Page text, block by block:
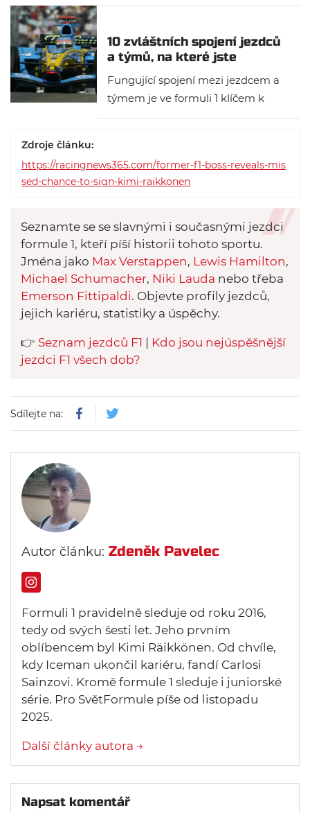
10 zvláštních spojení jezdců
a týmů, na které jste
Fungující spojení mezi jezdcem a
týmem je ve formuli 1 klíčem k
úspěchu. Spousta z nich se stala
Schumachera. Když se mluví o
Mercedesu, většina lidí si za jeho
Hamiltona. Pamatujete si však
třeba Vettela v BMW-Sauberu
nebo Mansella v McLarenu?
Zdroje článku:
https://racingnews365.com/former-f1-boss-reveals-mis
sed-chance-to-sign-kimi-raikkonen
Seznamte se se slavnými i současnými jezdci
formule 1, kteří píší historii tohoto sportu.
Jména jako Max Verstappen, Lewis Hamilton,
Michael Schumacher, Niki Lauda nebo třeba
Emerson Fittipaldi. Objevte profily jezdců,
jejich kariéru, statistiky a úspěchy.
👉 Seznam jezdců F1
Kdo jsou nejúspěšnější
jezdci F1 všech dob?
Sdílejte na:
Autor článku: Zdeněk Pavelec
Formuli 1 pravidelně sleduje od roku 2016,
tedy od svých šesti let. Jeho prvním
oblíbencem byl Kimi Räikkönen. Od chvíle,
kdy Iceman ukončil kariéru, fandí Carlosi
Sainzovi. Kromě formule 1 sleduje i juniorské
série. Pro SvětFormule píše od listopadu
2025.
Další články autora →
Napsat komentář